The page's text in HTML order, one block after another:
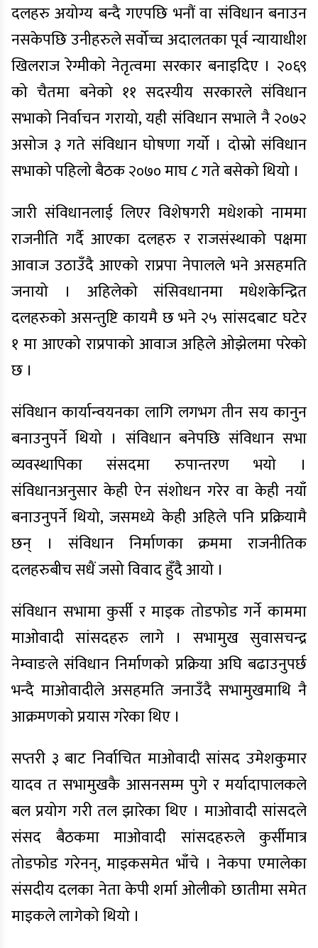
दलहरु अयोग्य बन्दै गएपछि भनौं वा संविधान बनाउन
नसकेपछि उनीहरुले सर्वोच्च अदालतका पूर्व न्यायाधीश
खिलराज रेग्मीको नेतृत्वमा सरकार बनाइदिए । २०६९
को चैतमा बनेको ११ सदस्यीय सरकारले संविधान
सभाको निर्वाचन गरायो, यही संविधान सभाले नै २०७२
असोज ३ गते संविधान घोषणा गर्यो । दोस्रो संविधान
सभाको पहिलो बैठक २०७० माघ ८ गते बसेको थियो ।
जारी संविधानलाई लिएर विशेषगरी मधेशको नाममा
राजनीति गर्दै आएका दलहरु र राजसंस्थाको पक्षमा
आवाज उठाउँदै आएको राप्रपा नेपालले भने असहमति
जनायो । अहिलेको संसिवधानमा मधेशकेन्द्रित
दलहरुको असन्तुष्टि कायमै छ भने २५ सांसदबाट घटेर
१ मा आएको राप्रपाको आवाज अहिले ओझेलमा परेको
छ ।
संविधान कार्यान्वयनका लागि लगभग तीन सय कानुन
बनाउनुपर्ने थियो । संविधान बनेपछि संविधान सभा
व्यवस्थापिका संसदमा रुपान्तरण भयो ।
संविधानअनुसार केही ऐन संशोधन गरेर वा केही नयाँ
बनाउनुपर्ने थियो, जसमध्ये केही अहिले पनि प्रक्रियामै
छन् । संविधान निर्माणका क्रममा राजनीतिक
दलहरुबीच सधैं जसो विवाद हुँदै आयो ।
संविधान सभामा कुर्सी र माइक तोडफोड गर्ने काममा
माओवादी सांसदहरु लागे । सभामुख सुवासचन्द्र
नेम्वाङले संविधान निर्माणको प्रक्रिया अघि बढाउनुपर्छ
भन्दै माओवादीले असहमति जनाउँदै सभामुखमाथि नै
आक्रमणको प्रयास गरेका थिए ।
सप्तरी ३ बाट निर्वाचित माओवादी सांसद उमेशकुमार
यादव त सभामुखकै आसनसम्म पुगे र मर्यादापालकले
बल प्रयोग गरी तल झारेका थिए । माओवादी सांसदले
संसद बैठकमा माओवादी सांसदहरुले कुर्सीमात्र
तोडफोड गरेनन्, माइकसमेत भाँचे । नेकपा एमालेका
संसदीय दलका नेता केपी शर्मा ओलीको छातीमा समेत
माइकले लागेको थियो ।